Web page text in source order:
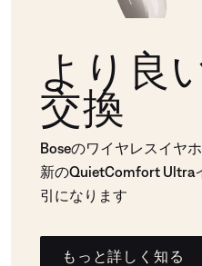
より良
交換
Boseのワイヤレスイヤ
新のQuietComfort Ultra
引になります
もっと詳しく知る